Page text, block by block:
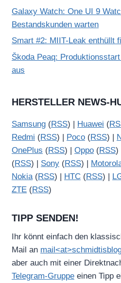
Galaxy Watch: One UI 9
Bestandskunden warten
Smart #2: MIIT-Leak enthüllt
Škoda Peaq:
aus
HERSTELLER NEWS-
Samsung (RSS) | Huawei (
Redmi (RSS) | Poco (RSS) |
OnePlus (RSS) | Oppo (RSS)
(RSS) | Sony (RSS) |
Nokia(RSS) | HTC (RSS) |
ZTE (RSS)
TIPP SENDEN!
Ihr könnt einfach den
Mail an
aber auch mit einer
Telegram-Gruppe einen Tipp